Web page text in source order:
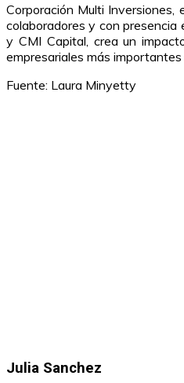
Corporación Multi
colaboradores y con presencia
y CMI Capital, crea un
empresariales más
Fuente: Laura Minyetty
Julia Sanchez